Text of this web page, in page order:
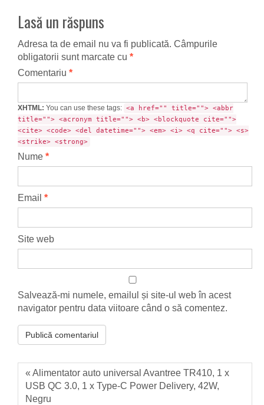
Lasă un răspuns
Adresa ta de email nu va fi publicată. Câmpurile
obligatorii sunt marcate cu *
Comentariu *
XHTML: You can use these tags: <a href="" title=""> <abbr
title=""> <acronym title=""> <b> <blockquote cite="">
<cite> <code> <del datetime=""> <em> <i> <q cite=""> <s>
<strike> <strong>
Nume *
Email *
Site web
Salvează-mi numele, emailul și site-ul web în acest
navigator pentru data viitoare când o să comentez.
« Alimentator auto universal Avantree TR410, 1 x
USB QC 3.0, 1 x Type-C Power Delivery, 42W,
Negru